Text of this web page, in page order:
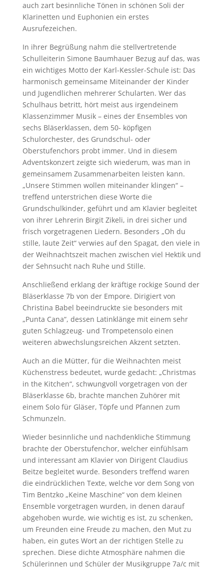
auch zart besinnliche Tönen in schönen Soli der
Klarinetten und Euphonien ein erstes
Ausrufezeichen.
In ihrer Begrüßung nahm die stellvertretende
Schulleiterin Simone Baumhauer Bezug auf das, was
ein wichtiges Motto der Karl-Kessler-Schule ist: Das
harmonisch gemeinsame Miteinander der Kinder
und Jugendlichen mehrerer Schularten. Wer das
Schulhaus betritt, hört meist aus irgendeinem
Klassenzimmer Musik – eines der Ensembles von
sechs Bläserklassen, dem 50- köpfigen
Schulorchester, des Grundschul- oder
Oberstufenchors probt immer. Und in diesem
Adventskonzert zeigte sich wiederum, was man in
gemeinsamem Zusammenarbeiten leisten kann.
„Unsere Stimmen wollen miteinander klingen“ –
treffend unterstrichen diese Worte die
Grundschulkinder, geführt und am Klavier begleitet
von ihrer Lehrerin Birgit Zikeli, in drei sicher und
frisch vorgetragenen Liedern. Besonders „Oh du
stille, laute Zeit“ verwies auf den Spagat, den viele in
der Weihnachtszeit machen zwischen viel Hektik und
der Sehnsucht nach Ruhe und Stille.
Anschließend erklang der kräftige rockige Sound der
Bläserklasse 7b von der Empore. Dirigiert von
Christina Babel beeindruckte sie besonders mit
„Punta Cana“, dessen Latinklänge mit einem sehr
guten Schlagzeug- und Trompetensolo einen
weiteren abwechslungsreichen Akzent setzten.
Auch an die Mütter, für die Weihnachten meist
Küchenstress bedeutet, wurde gedacht: „Christmas
in the Kitchen“, schwungvoll vorgetragen von der
Bläserklasse 6b, brachte manchen Zuhörer mit
einem Solo für Gläser, Töpfe und Pfannen zum
Schmunzeln.
Wieder besinnliche und nachdenkliche Stimmung
brachte der Oberstufenchor, welcher einfühlsam
und interessant am Klavier von Dirigent Claudius
Beitze begleitet wurde. Besonders treffend waren
die eindrücklichen Texte, welche vor dem Song von
Tim Bentzko „Keine Maschine“ von dem kleinen
Ensemble vorgetragen wurden, in denen darauf
abgehoben wurde, wie wichtig es ist, zu schenken,
um Freunden eine Freude zu machen, den Mut zu
haben, ein gutes Wort an der richtigen Stelle zu
sprechen. Diese dichte Atmosphäre nahmen die
Schülerinnen und Schüler der Musikgruppe 7a/c mit